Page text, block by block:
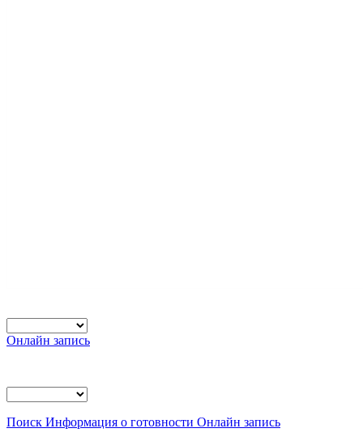
Онлайн запись
Поиск Информация о готовности Онлайн запись